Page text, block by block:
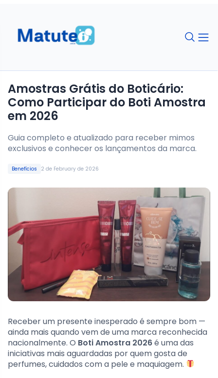
Benefícios 2 de February de 2026
Amostras Grátis do Boticário:
Como Participar do Boti Amostra
em 2026
Guia completo e atualizado para receber mimos
exclusivos e conhecer os lançamentos da marca.
Receber um presente inesperado é sempre bom —
ainda mais quando vem de uma marca reconhecida
nacionalmente. O Boti Amostra 2026é uma das
iniciativas mais aguardadas por quem gosta de
perfumes, cuidados com a pele e maquiagem.